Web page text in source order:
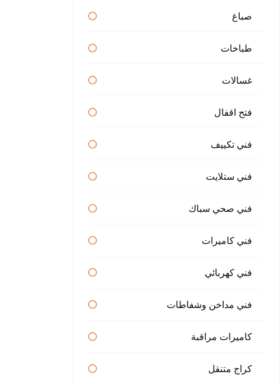
صباغ
طباخات
غسالات
فتح اقفال
فني تكييف
فني ستلايت
فني صحي سباك
فني كاميرات
فني كهربائي
فني مداخن وشفاطات
كاميرات مراقبة
كراج متنقل